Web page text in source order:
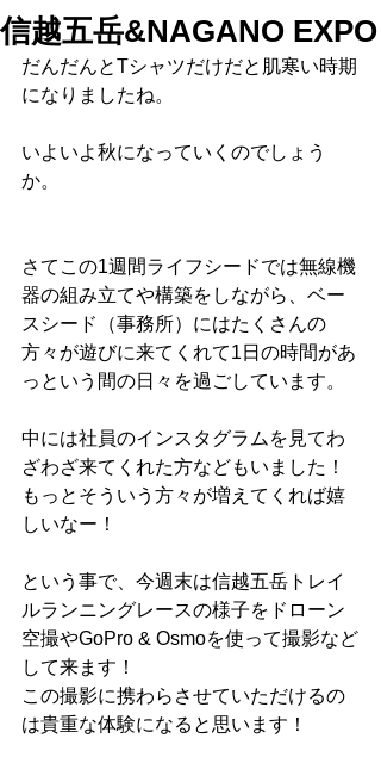
信越五岳&NAGANO EXPO
だんだんとTシャツだけだと肌寒い時期
になりましたね。
いよいよ秋になっていくのでしょう
か。
さてこの1週間ライフシードでは無線機
器の組み立てや構築をしながら、ベー
スシード（事務所）にはたくさんの
方々が遊びに来てくれて1日の時間があ
っという間の日々を過ごしています。
中には社員のインスタグラムを見てわ
ざわざ来てくれた方などもいました！
もっとそういう方々が増えてくれば嬉
しいなー！
という事で、今週末は信越五岳トレイ
ルランニングレースの様子をドローン
空撮やGoPro & Osmoを使って撮影など
して来ます！
この撮影に携わらさせていただけるの
は貴重な体験になると思います！